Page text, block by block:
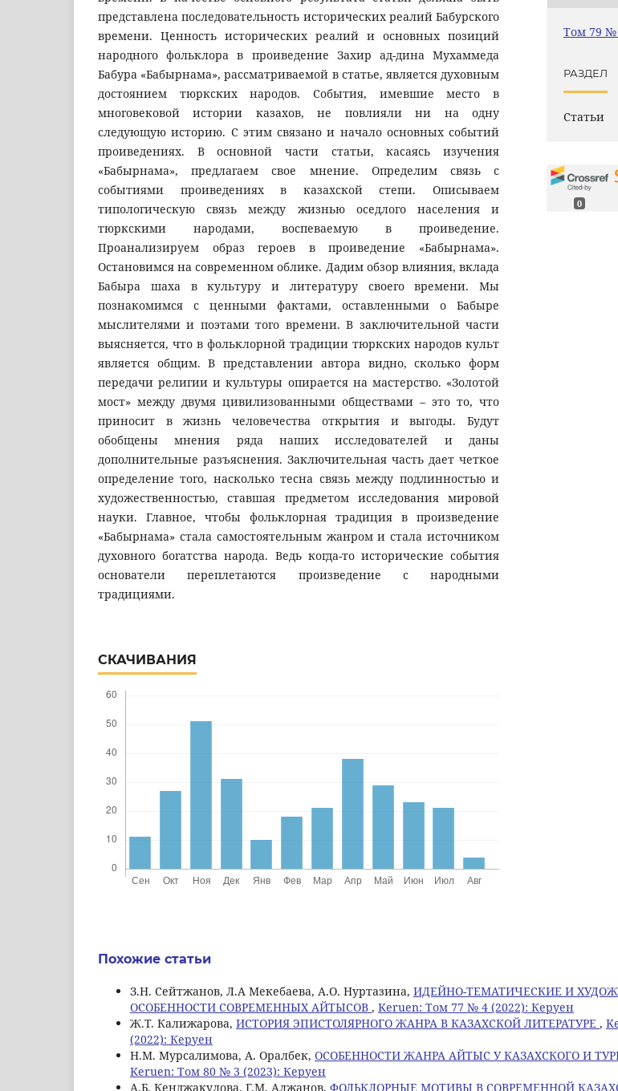
представлена последовательность исторических реалий Бабурского
времени. Ценность исторических реалий и основных позиций
народного фольклора в проиведение Захир ад-дина Мухаммеда
Бабура «Бабырнама», рассматриваемой в статье, является духовным
достоянием тюркских народов. События, имевшие место в
многовековой истории казахов, не повлияли ни на одну
следующую историю. С этим связано и начало основных событий
проиведениях. В основной части статьи, касаясь изучения
«Бабырнама», предлагаем свое мнение. Определим связь с
событиями проиведениях в казахской степи. Описываем
типологическую связь между жизнью оседлого населения и
тюркскими народами, воспеваемую в проиведение.
Проанализируем образ героев в проиведение «Бабырнама».
Остановимся на современном облике. Дадим обзор влияния, вклада
Бабыра шаха в культуру и литературу своего времени. Мы
познакомимся с ценными фактами, оставленными о Бабыре
мыслителями и поэтами того времени. В заключительной части
выясняется, что в фольклорной традиции тюркских народов культ
является общим. В представлении автора видно, сколько форм
передачи религии и культуры опирается на мастерство. «Золотой
мост» между двумя цивилизованными обществами – это то, что
приносит в жизнь человечества открытия и выгоды. Будут
обобщены мнения ряда наших исследователей и даны
дополнительные разъяснения. Заключительная часть дает четкое
определение того, насколько тесна связь между подлинностью и
художественностью, ставшая предметом исследования мировой
науки. Главное, чтобы фольклорная традиция в произведение
«Бабырнама» стала самостоятельным жанром и стала источником
духовного богатства народа. Ведь когда-то исторические события
основатели переплетаются произведение с народными
традициями.
СКАЧИВАНИЯ
Том 79 №
РАЗДЕЛ
Статьи
0
Похожие статьи
З.Н. Сейтжанов, Л.A Мекебаева, А.О. Нуртазина, ИДЕЙНО-ТЕМАТИЧЕСКИЕ И
ОСОБЕННОСТИ СОВРЕМЕННЫХ АЙТЫСОВ , Keruen: Том 77 № 4 (2022): Керуен
Ж.Т. Калижарова, ИСТОРИЯ ЭПИСТОЛЯРНОГО ЖАНРА В КАЗАХСКОЙ ЛИТЕРАТУРЕ ,
(2022): Керуен
Н.М. Мурсалимова, А. Оралбек, ОСОБЕННОСТИ ЖАНРА АЙТЫС У КАЗАХСКОГО И
Keruen: Том 80 № 3 (2023): Керуен
А.Б. Кенджакулова, Г.М. Алжанов, ФОЛЬКЛОРНЫЕ МОТИВЫ В СОВРЕМЕННОЙ